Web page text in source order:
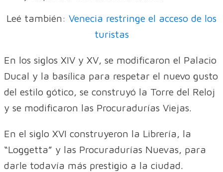
Leé también: Venecia restringe el acceso de los
turistas
En los siglos XIV y XV, se modificaron el Palacio
Ducal y la basílica para respetar el nuevo gusto
del estilo gótico, se construyó la Torre del Reloj
y se modificaron las Procuradurías Viejas.
En el siglo XVI construyeron la Librería, la
“Loggetta” y las Procuradurías Nuevas, para
darle todavía más prestigio a la ciudad.